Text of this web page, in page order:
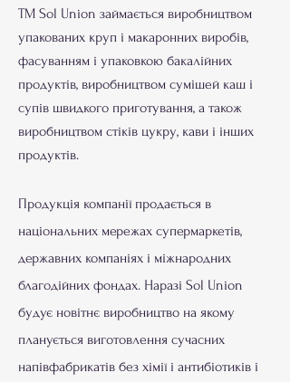
ТМ Sol Union займається виробництвом
упакованих круп і макаронних виробів,
фасуванням і упаковкою бакалійних
продуктів, виробництвом сумішей каш і
супів швидкого приготування, а також
виробництвом стіків цукру, кави і інших
продуктів.
Продукція компанії продається в
національних мережах супермаркетів,
державних компаніях і міжнародних
благодійних фондах. Наразі Sol Union
будує новітнє виробництво на якому
планується виготовлення сучасних
напівфабрикатів без хімії і антибіотиків і